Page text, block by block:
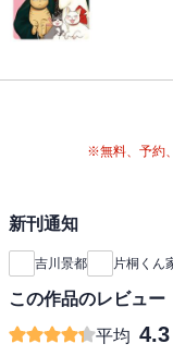
※無料、予約
新刊通知
吉川景都 片桐くん
この作品のレビュー
平均 4.3